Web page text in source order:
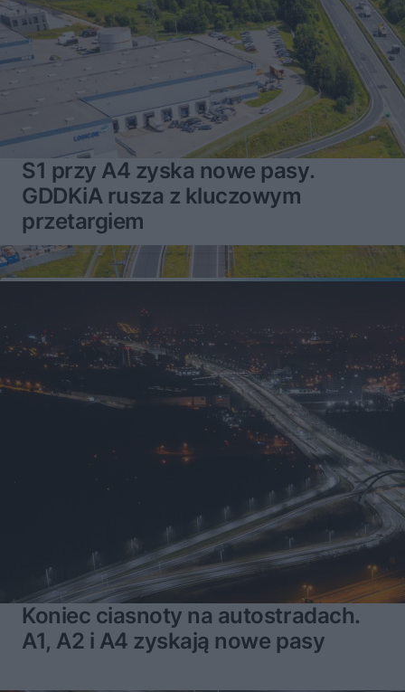
S1 przy A4 zyska nowe pasy.
GDDKiA rusza z kluczowym
przetargiem
Koniec ciasnoty na autostradach.
A1, A2 i A4 zyskają nowe pasy